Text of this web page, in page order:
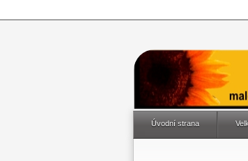
Úvodní strana